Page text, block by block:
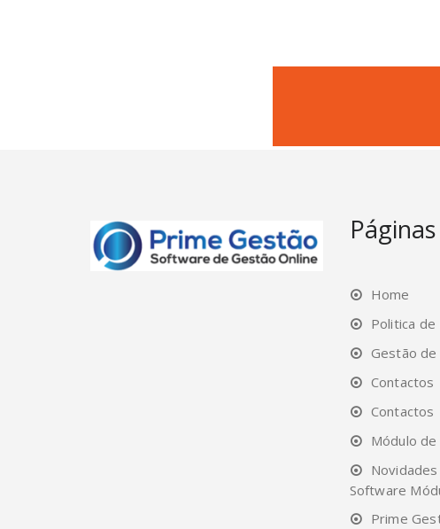
Páginas
Home
Politica de
Gestão
Contactos
Contactos
Módulo
Software
Prime